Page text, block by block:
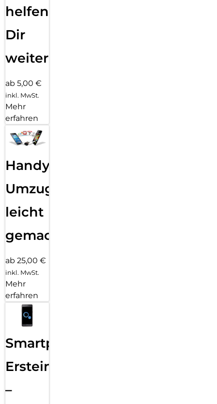
helfen
Dir
weiter
ab 5,00 €
inkl. MwSt.
Mehr
erfahren
Handy
Umzug
leicht
gemacht!
ab 25,00 €
inkl. MwSt.
Mehr
erfahren
Smartphone
Ersteinrichtung
–